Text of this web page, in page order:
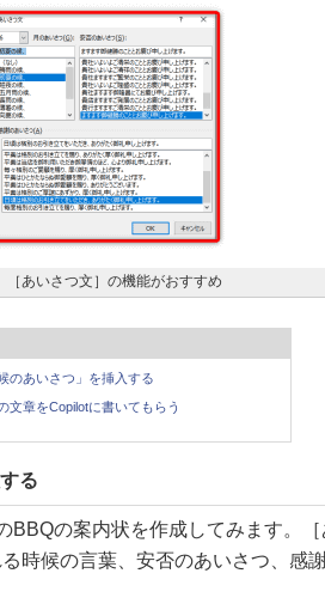
［あいさつ文］の機能がおすすめ
候のあいさつ」を挿入する
文章をCopilotに書いてもらう
る
の案内状を作成してみます。
時候の言葉、安否のあいさつ、感